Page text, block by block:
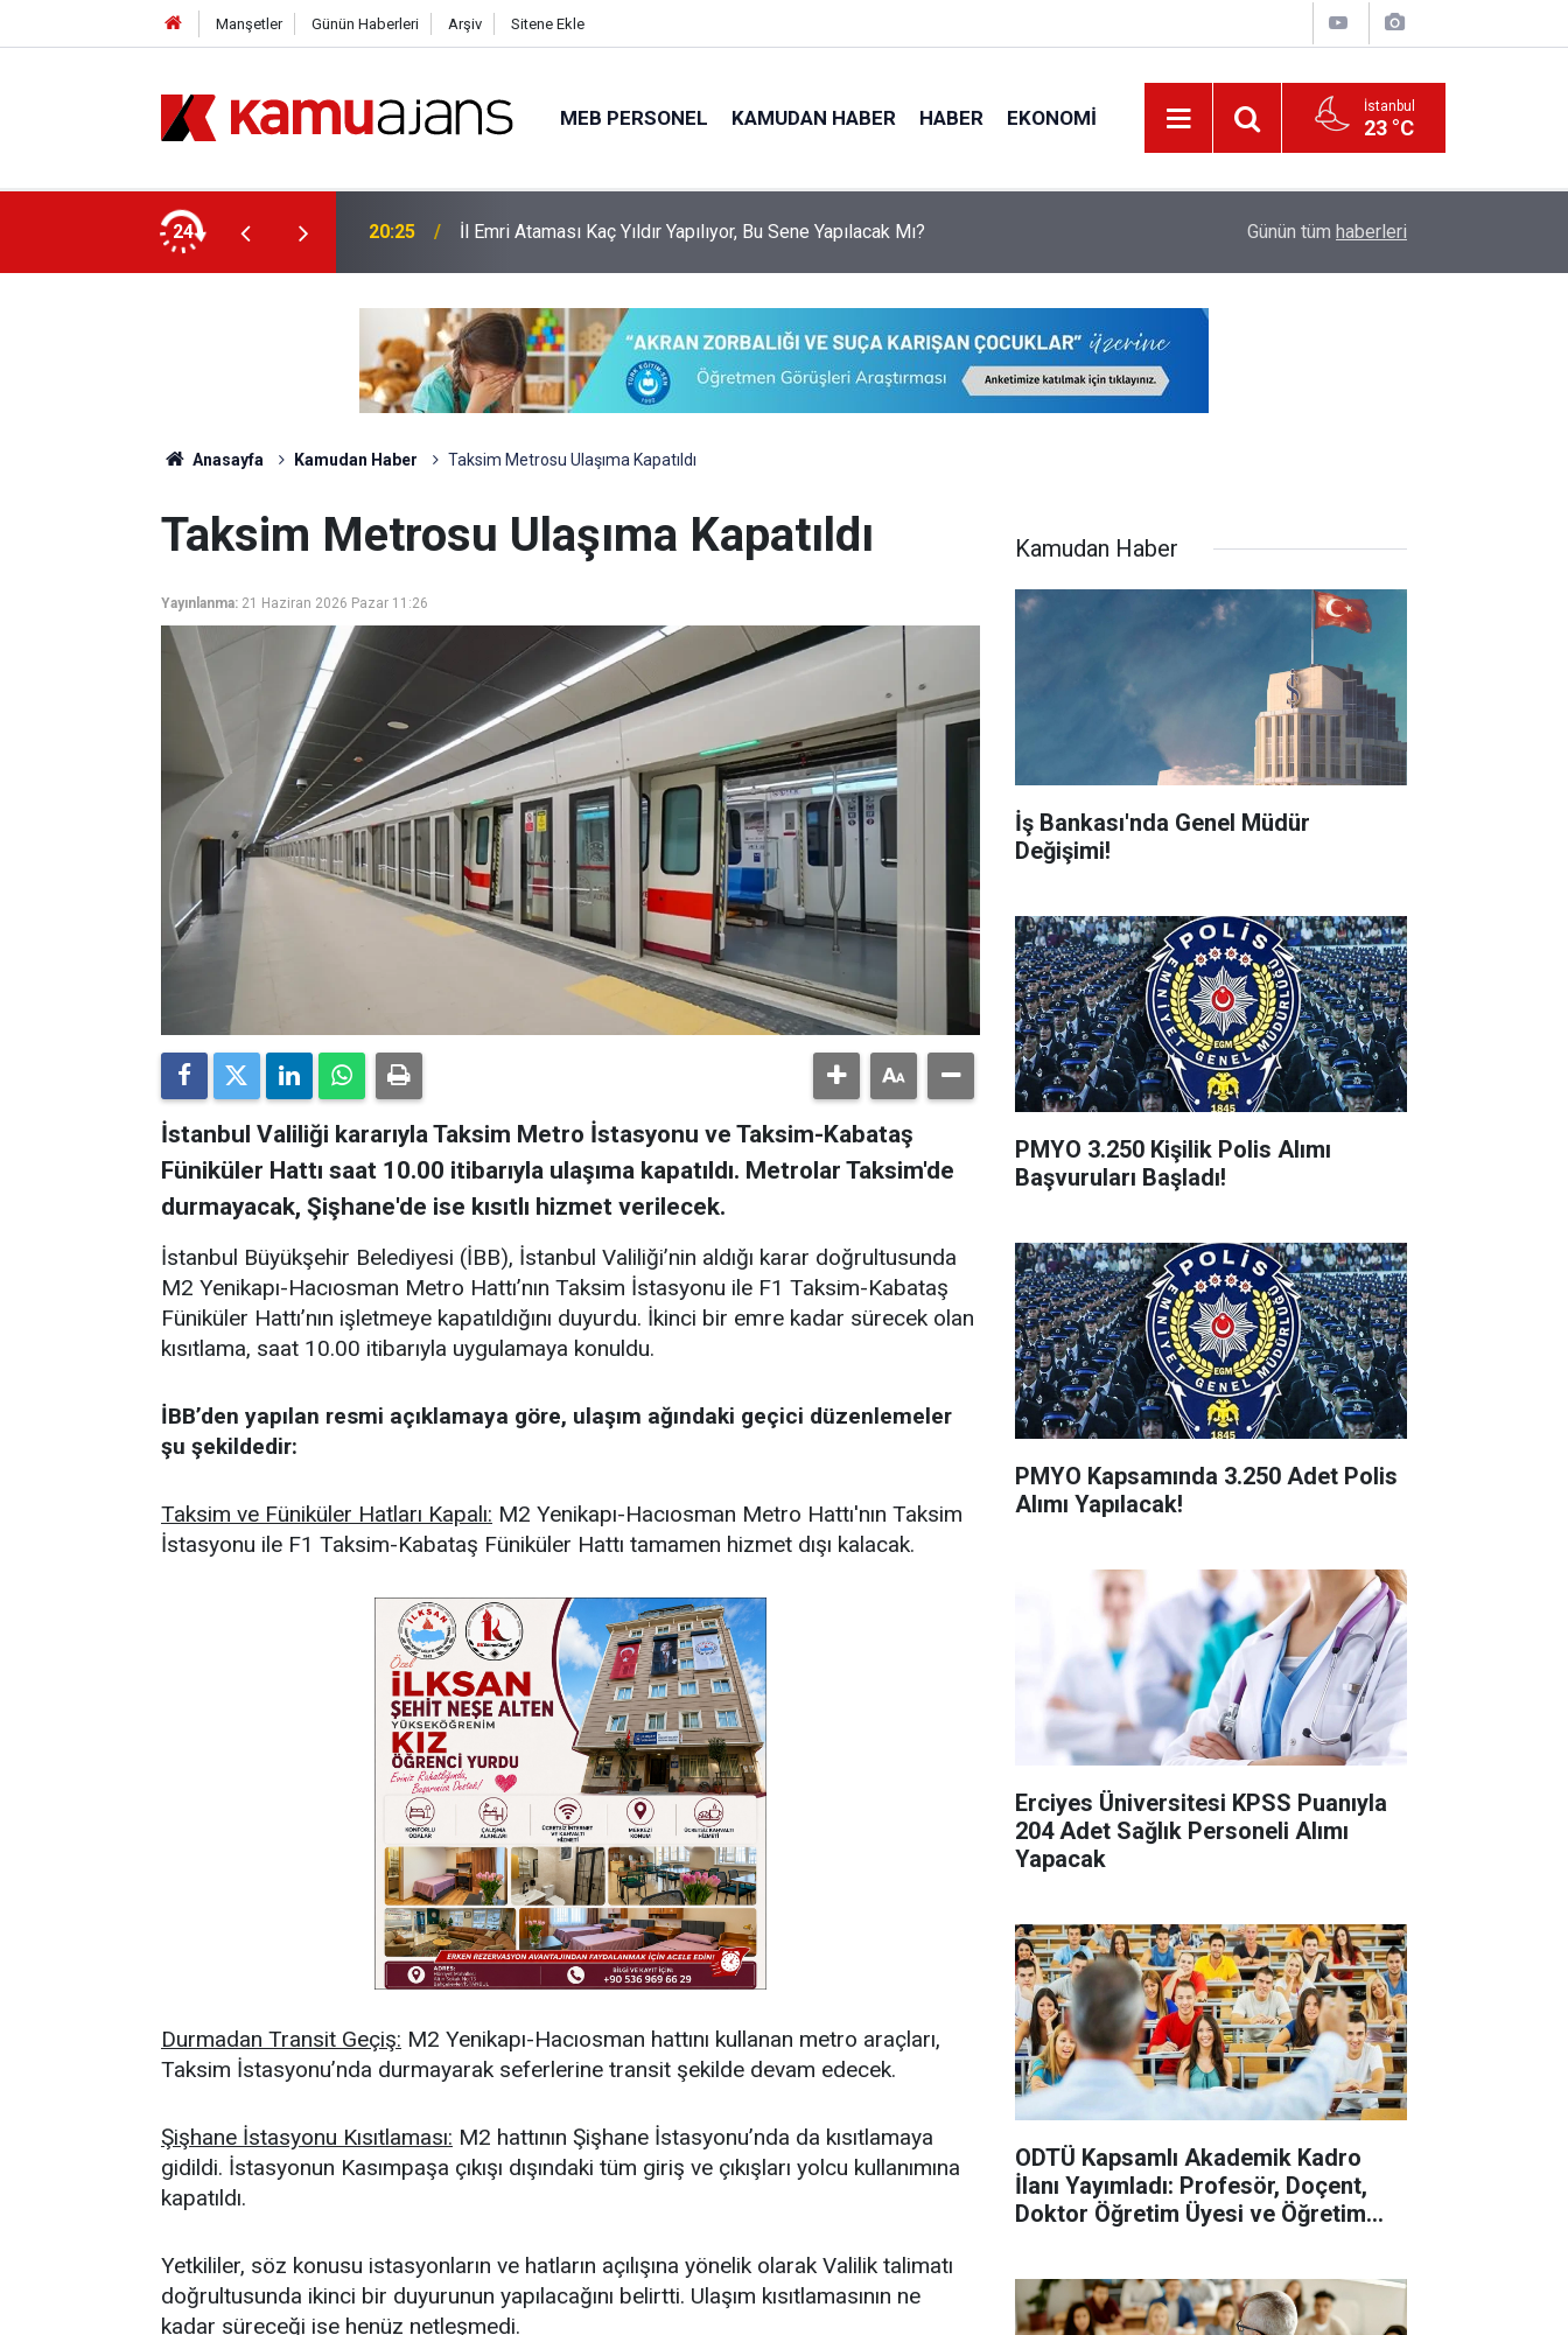
Manşetler Günün Haberleri Arşiv Sitene Ekle
MEB PERSONEL KAMUDAN HABER HABER EKONOMI İstanbul
23 °C
24 20:25 İl Emri Ataması Kaç Yıldır Yapılıyor, Bu Sene Yapılacak Mı? O Öğretmenlerin Yaz Tatili 17 Ağustos'ta Sona
Günün tüm haberleri
Anasayfa Kamudan Haber Taksim Metrosu Ulaşıma Kapatıldı
Taksim Metrosu Ulaşıma Kapatıldı
Yayınlanma: 21 Haziran 2026 Pazar 11:26
İstanbul Valiliği kararıyla Taksim Metro İstasyonu ve Taksim-Kabataş
Füniküler Hattı saat 10.00 itibarıyla ulaşıma kapatıldı. Metrolar Taksim'de
durmayacak, Şişhane'de ise kısıtlı hizmet verilecek.
İstanbul Büyükşehir Belediyesi (İBB), İstanbul Valiliği’nin aldığı karar doğrultusunda
M2 Yenikapı-Hacıosman Metro Hattı’nın Taksim İstasyonu ile F1 Taksim-Kabataş
Füniküler Hattı’nın işletmeye kapatıldığını duyurdu. İkinci bir emre kadar sürecek olan
kısıtlama, saat 10.00 itibarıyla uygulamaya konuldu.
İBB’den yapılan resmi açıklamaya göre, ulaşım ağındaki geçici düzenlemeler
şu şekildedir:
Taksim ve Füniküler Hatları Kapalı: M2 Yenikapı-Hacıosman Metro Hattı'nın Taksim
İstasyonu ile F1 Taksim-Kabataş Füniküler Hattı tamamen hizmet dışı kalacak.
Durmadan Transit Geçiş: M2 Yenikapı-Hacıosman hattını kullanan metro araçları,
Taksim İstasyonu’nda durmayarak seferlerine transit şekilde devam edecek.
Şişhane İstasyonu Kısıtlaması: M2 hattının Şişhane İstasyonu’nda da kısıtlamaya
gidildi. İstasyonun Kasımpaşa çıkışı dışındaki tüm giriş ve çıkışları yolcu kullanımına
kapatıldı.
Yetkililer, söz konusu istasyonların ve hatların açılışına yönelik olarak Valilik talimatı
doğrultusunda ikinci bir duyurunun yapılacağını belirtti. Ulaşım kısıtlamasının ne
kadar süreceği ise henüz netleşmedi.
Kamudan Haber
İş Bankası'nda Genel Müdür
Değişimi!
PMYO 3.250 Kişilik Polis Alımı
Başvuruları Başladı!
PMYO Kapsamında 3.250 Adet Polis
Alımı Yapılacak!
Erciyes Üniversitesi KPSS Puanıyla
204 Adet Sağlık Personeli Alımı
Yapacak
ODTÜ Kapsamlı Akademik Kadro
İlanı Yayımladı: Profesör, Doçent,
Doktor Öğretim Üyesi ve Öğretim